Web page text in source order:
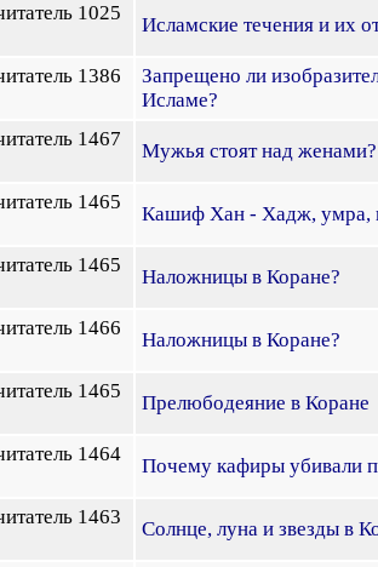
1025
Исламские течения и их
1386
Запрещено ли
Исламе?
1467
Мужья стоят над
1465
Кашиф Хан - Хадж, умра,
1465
Наложницы в Коране?
1466
Наложницы в Коране?
1465
Прелюбодеяние в Коране
1464
Почему кафиры убивали
1463
Солнце, луна и звезды в